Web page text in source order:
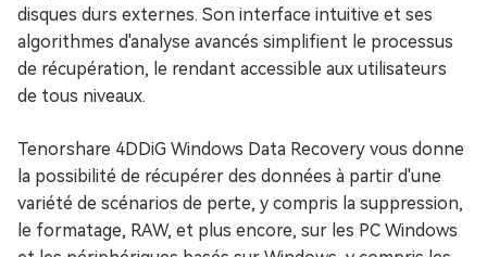
disques durs externes. Son interface intuitive et ses
algorithmes d'analyse avancés simplifient le processus
de récupération, le rendant accessible aux utilisateurs
de tous niveaux.
Tenorshare 4DDiG Windows Data Recovery vous donne
la possibilité de récupérer des données à partir d'une
variété de scénarios de perte, y compris la suppression,
le formatage, RAW, et plus encore, sur les PC Windows